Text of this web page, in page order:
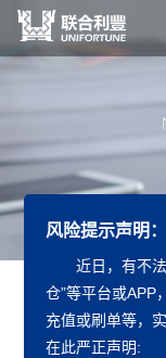
国务院办公厅关
发布日期
风险提示声明：
近日，有不
仓”等平台或APP
充值或刷单等，
在此严正声明: